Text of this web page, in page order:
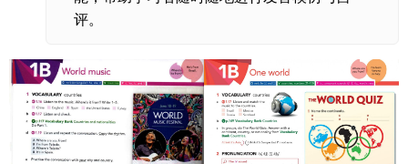
评。